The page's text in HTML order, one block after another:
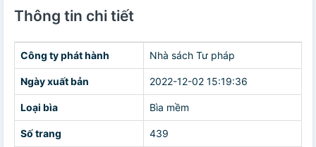
Thông tin chi tiết
Công ty phát hành Nhà sách Tư pháp
Ngày xuất bản 2022-12-02 15:19:36
Loại bìa Bìa mềm
Số trang 439